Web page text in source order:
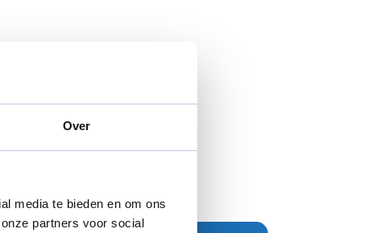
Over
media te bieden en om ons
partners voor social